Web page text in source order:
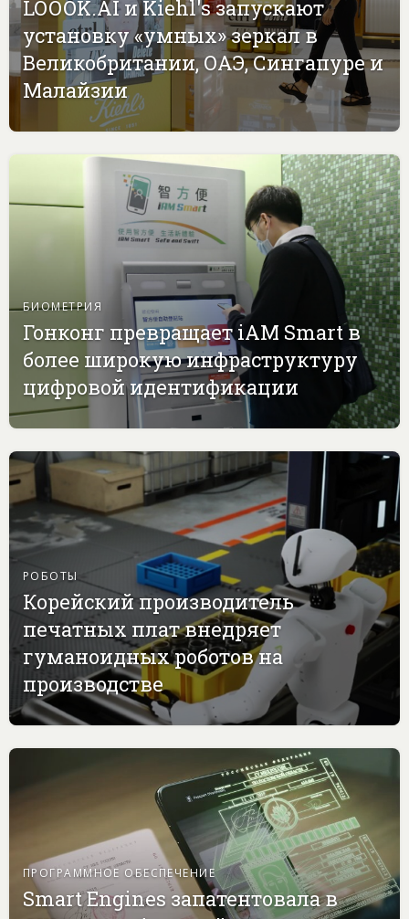
LOOOK.AI и Kiehl's запускают
установку «умных» зеркал в
Великобритании, ОАЭ, Сингапуре и
Малайзии
БИОМЕТРИЯ
Гонконг превращает iAM Smart в
более широкую инфраструктуру
цифровой идентификации
РОБОТЫ
Корейский производитель
печатных плат внедряет
гуманоидных роботов на
производстве
ПРОГРАММНОЕ ОБЕСПЕЧЕНИЕ
Smart Engines запатентовала в